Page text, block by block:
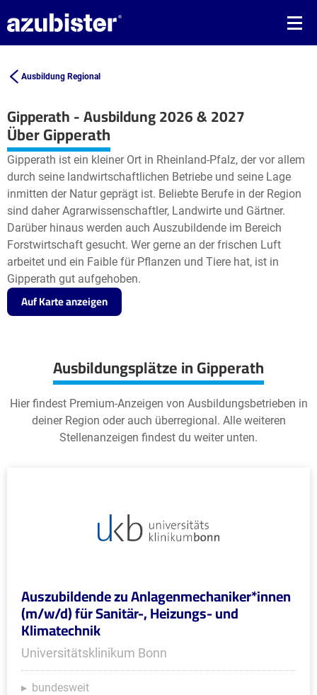
Ausbildung Regional
Gipperath - Ausbildung 2026 & 2027
+
−
Leaflet| ©OpenStreetMap2
Über Gipperath
Gipperath ist ein kleiner Ort in Rheinland-Pfalz, der vor allem
durch seine landwirtschaftlichen Betriebe und seine Lage
inmitten der Natur geprägt ist. Beliebte Berufe in der Region
sind daher Agrarwissenschaftler, Landwirte und Gärtner.
Darüber hinaus werden auch Auszubildende im Bereich
Forstwirtschaft gesucht. Wer gerne an der frischen Luft
arbeitet und ein Faible für Pflanzen und Tiere hat, ist in
Gipperath gut aufgehoben.
Auf Karte anzeigen
Ausbildungsplätze in Gipperath
Hier findest Premium-Anzeigen von Ausbildungsbetrieben in
deiner Region oder auch überregional. Alle weiteren
Stellenanzeigen findest du weiter unten.
Auszubildende zu Anlagenmechaniker*innen
(m/w/d) für Sanitär-, Heizungs- und
Klimatechnik
Universitätsklinikum Bonn
bundesweit